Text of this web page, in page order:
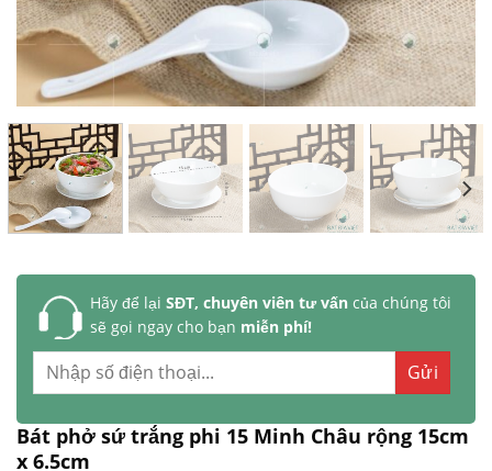
Hãy để lại SĐT, chuyên viên tư vấncủa chúng tôi
sẽ gọi ngay cho bạn miễn phí!
Bát phở sứ trắng phi 15 Minh Châu rộng 15cm
x 6.5cm